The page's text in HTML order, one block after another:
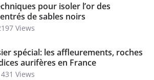
pour isoler l’or des
de sables noirs
Views
spécial: les affleurements, roches
aurifères en France
Views